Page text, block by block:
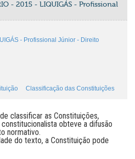
- 2015 - LIQUIGÁS - Profissional
- Profissional Júnior - Direito
Classificação das Constituições
classificar as Constituições,
obteve a difusão
normativo.
do texto, a Constituição pode